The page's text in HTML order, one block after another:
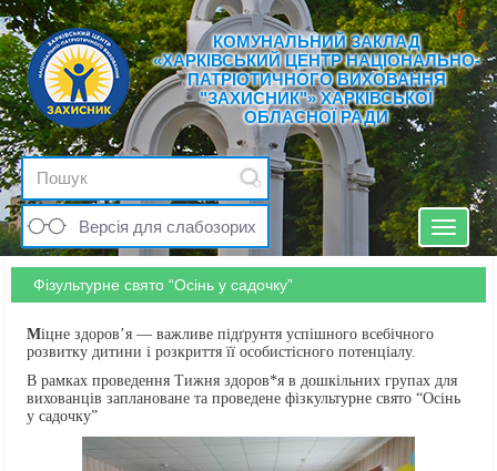
КОМУНАЛЬНИЙ ЗАКЛАД
«ХАРКІВСЬКИЙ ЦЕНТР НАЦІОНАЛЬНО-
ПАТРІОТИЧНОГО ВИХОВАННЯ
"ЗАХИСНИК"» ХАРКІВСЬКОЇ
ОБЛАСНОЇ РАДИ
Версія для слабозорих
Toggle
Фізультурне свято “Осінь у садочку”
Міцне здоров’я — важливе підґрунтя успішного всебічного
розвитку дитини і розкриття її особистісного потенціалу.
В рамках проведення Тижня здоров*я в дошкільних групах для
вихованців заплановане та проведене фізкультурне свято “Осінь
у садочку”